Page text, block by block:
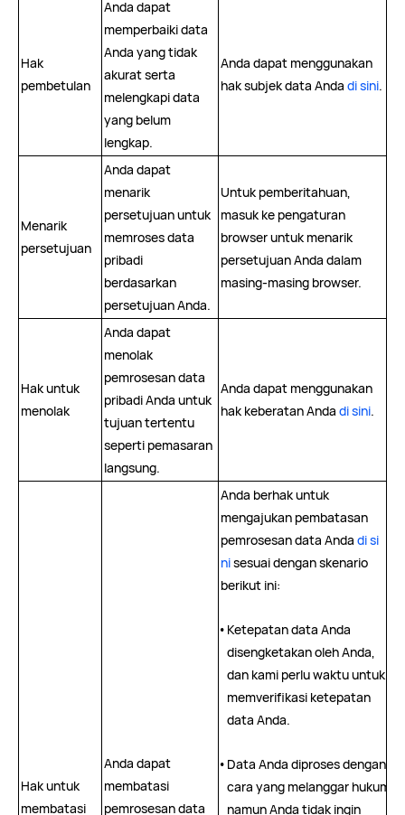
Hak
pembetulan
Anda dapat
memperbaiki data
Anda yang tidak
akurat serta
melengkapi data
yang belum
lengkap.
Anda dapat menggunakan
hak subjek data Anda di sini.
Menarik
persetujuan
Anda dapat
menarik
persetujuan untuk
memroses data
pribadi
berdasarkan
persetujuan Anda.
Untuk pemberitahuan,
masuk ke pengaturan
browser untuk menarik
persetujuan Anda dalam
masing-masing browser.
Hak untuk
menolak
Anda dapat
menolak
pemrosesan data
pribadi Anda untuk
tujuan tertentu
seperti pemasaran
langsung.
Anda dapat menggunakan
hak keberatan Anda di sini.
Hak untuk
membatasi
Anda dapat
membatasi
pemrosesan data
Anda berhak untuk
mengajukan pembatasan
pemrosesan data Anda di si
nisesuai dengan skenario
berikut ini:
•Ketepatan data Anda
disengketakan oleh Anda,
dan kami perlu waktu untuk
memverifikasi ketepatan
data Anda.
•Data Anda diproses dengan
cara yang melanggar hukum
namun Anda tidak ingin